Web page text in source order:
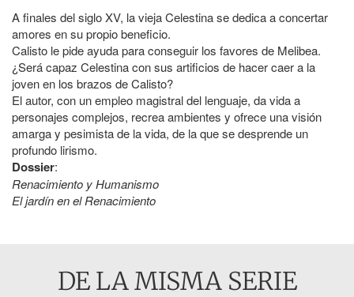
A finales del siglo XV, la vieja Celestina se dedica a concertar
amores en su propio beneficio.
Calisto le pide ayuda para conseguir los favores de Melibea.
¿Será capaz Celestina con sus artificios de hacer caer a la
joven en los brazos de Calisto?
El autor, con un empleo magistral del lenguaje, da vida a
personajes complejos, recrea ambientes y ofrece una visión
amarga y pesimista de la vida, de la que se desprende un
profundo lirismo.
Dossier:
Renacimiento y Humanismo
El jardín en el Renacimiento
DE LA MISMA SERIE